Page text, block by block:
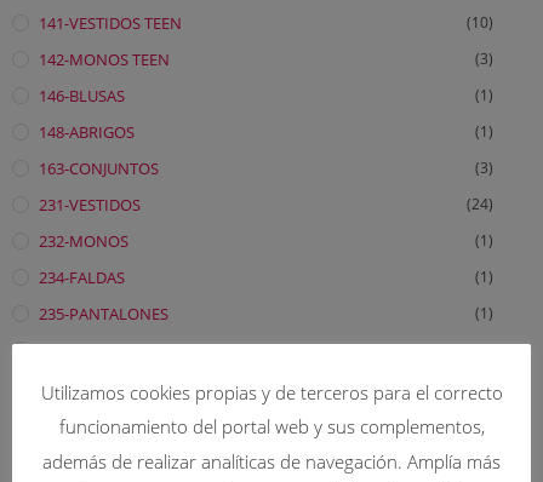
141-VESTIDOS TEEN (10)
142-MONOS TEEN (3)
146-BLUSAS (1)
148-ABRIGOS (1)
163-CONJUNTOS (3)
231-VESTIDOS (24)
232-MONOS (1)
234-FALDAS (1)
235-PANTALONES (1)
236-BLUSAS (2)
238-ABRIGOS (5)
241-VESTIDOS TEEN (3)
242-MONOS (1)
Utilizamos cookies propias y de terceros para el correcto
funcionamiento del portal web y sus complementos,
además de realizar analíticas de navegación. Amplía más